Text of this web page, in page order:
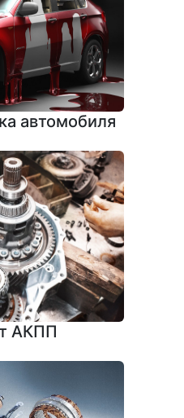
автомобиля
АКПП